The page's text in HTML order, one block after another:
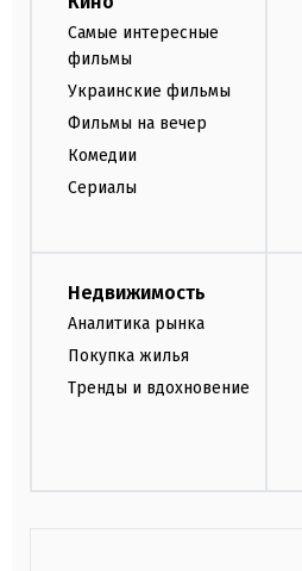
Самые интересные
фильмы
Украинские фильмы
Фильмы на вечер
Комедии
Сериалы
Недвижимость
Аналитика рынка
Покупка жилья
Тренды и вдохновение